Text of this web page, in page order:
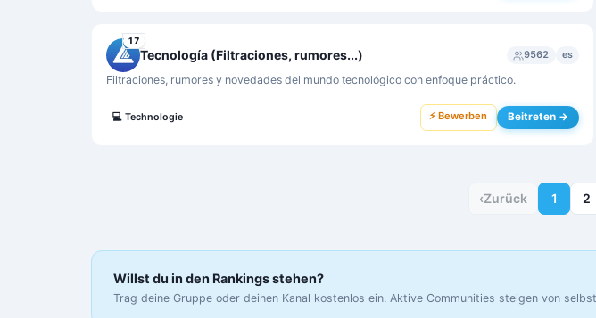
17
Tecnología (Filtraciones, rumores...) 9562 es
Filtraciones, rumores y novedades del mundo tecnológico con enfoque práctico.
💻 Technologie ⚡ Bewerben Beitreten →
‹Zurück 1 2
Willst du in den Rankings stehen?
Trag deine Gruppe oder deinen Kanal kostenlos ein. Aktive Communities steigen von